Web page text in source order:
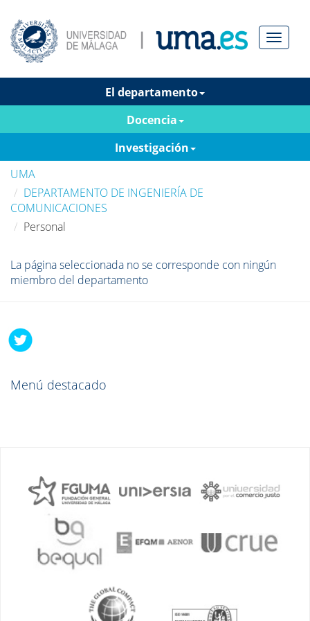
Menú
El departamento
Docencia
Investigación
UMA
DEPARTAMENTO DE INGENIERÍA DE
COMUNICACIONES
Personal
La página seleccionada no se corresponde con ningún
miembro del departamento
Menú destacado